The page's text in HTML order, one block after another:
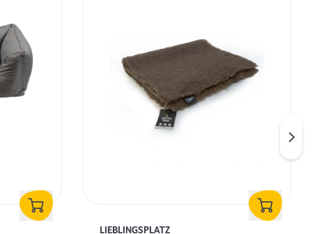
LIEBLINGSPLATZ